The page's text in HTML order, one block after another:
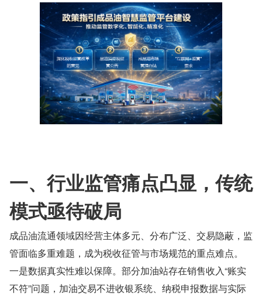
一、行业监管痛点凸显，传统
模式亟待破局
成品油流通领域因经营主体多元、分布广泛、交易隐蔽，监
管面临多重难题，成为税收征管与市场规范的重点难点。
一是数据真实性难以保障。部分加油站存在销售收入“账实
不符”问题，加油交易不进收银系统、纳税申报数据与实际